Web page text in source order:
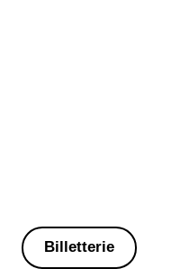
Billetterie